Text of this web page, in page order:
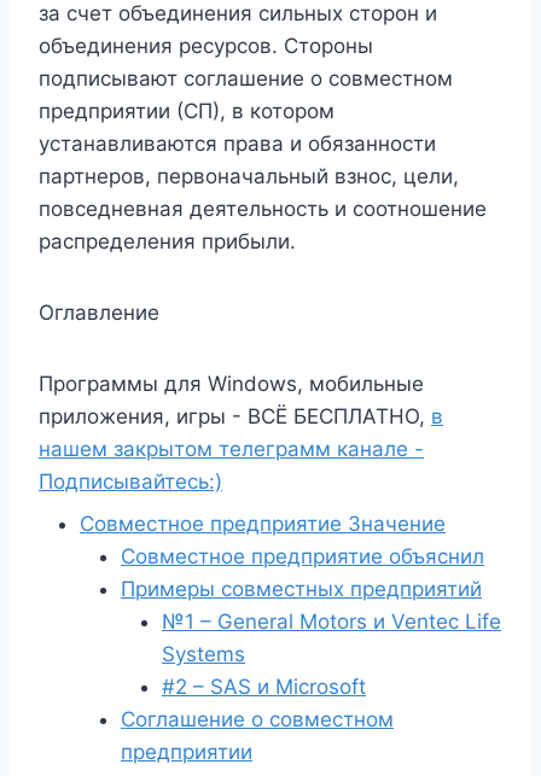
за счет объединения сильных сторон и
объединения ресурсов. Стороны
подписывают соглашение о совместном
предприятии (СП), в котором
устанавливаются права и обязанности
партнеров, первоначальный взнос, цели,
повседневная деятельность и соотношение
распределения прибыли.
Оглавление
Программы для Windows, мобильные
приложения, игры - ВСЁ БЕСПЛАТНО, в
нашем закрытом телеграмм канале -
Подписывайтесь:)
Совместное предприятие Значение
Совместное предприятие объяснил
Примеры совместных предприятий
№1 – General Motors и Ventec Life
Systems
#2 – SAS и Microsoft
Соглашение о совместном
предприятии